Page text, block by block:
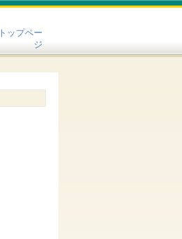
トップペー
ジ